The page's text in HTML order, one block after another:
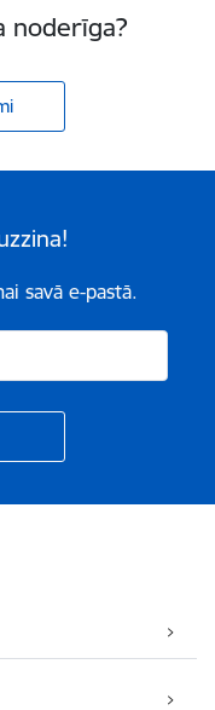
noderīga?
savā e-pastā.